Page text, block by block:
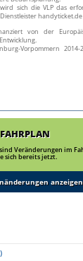
sich die VLP das
von der
Vorpommern 2014-
Veränderungen im
sich bereits jetzt.
anzeigen